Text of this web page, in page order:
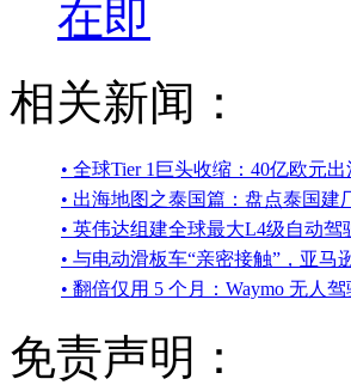
在即
相关新闻：
• 全球Tier 1巨头收缩：40亿欧元
• 出海地图之泰国篇：盘点泰国建
• 英伟达组建全球最大L4级自动驾
• 与电动滑板车“亲密接触”，亚马
• 翻倍仅用 5 个月：Waymo 无人
免责声明：